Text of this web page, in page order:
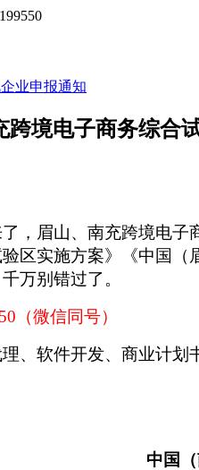
企业申报通知
跨境电子商务综合
，眉山、南充跨境电子
区实施方案》《中国
万别错过了。
（微信同号）
、软件开发、商业计
中国